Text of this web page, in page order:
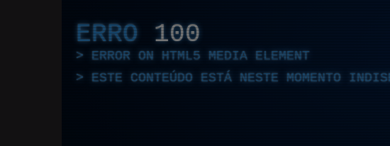
ERRO 100
ERROR ON HTML5 MEDIA ELEMENT
ESTE CONTEÚDO ESTÁ NESTE MOMENTO